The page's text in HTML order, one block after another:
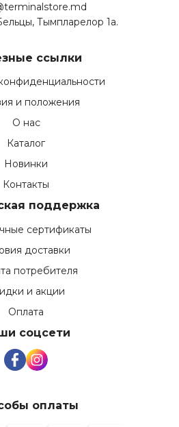
Тымпларелор 1а.
ссылки
и положения
О нас
Каталог
Новинки
Контакты
поддержка
сертификаты
доставки
потребителя
и акции
Оплата
соцсети
оплаты